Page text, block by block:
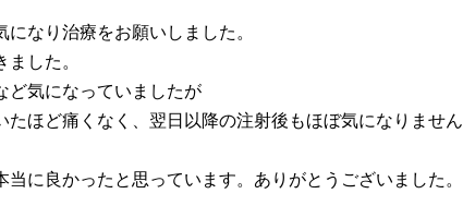
なり治療をお願いしました。
した。
ど気になっていましたが
たほど痛くなく、翌日以降の注射後もほぼ気になりません
に良かったと思っています。ありがとうございました。